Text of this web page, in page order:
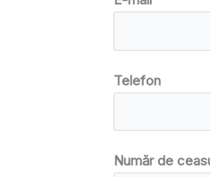
Telefon
Număr de